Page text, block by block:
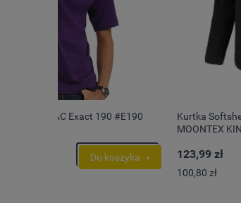
Kurtka Softshell z kapturem męska HOOD
123,99 zł
100,80 zł
Do koszyka